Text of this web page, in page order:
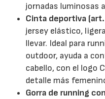
jornadas luminosas
Cinta deportiva
jersey elástico,
llevar. Ideal para
outdoor, ayuda a
cabello, con el logo
detalle más
Gorra de running